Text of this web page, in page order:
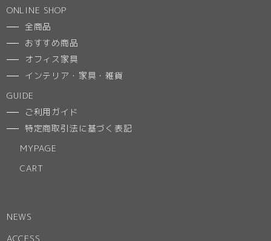
ONLINE SHOP
全商品
おすすめ商品
オフィス家具
インテリア・家具・雑貨
GUIDE
ご利用ガイド
特定商取引法に基づく表記
MYPAGE
CART
NEWS
ACCESS